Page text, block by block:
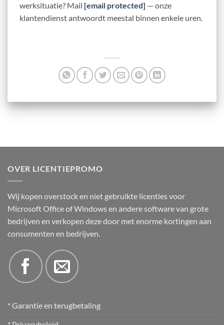
werksituatie? Mail [email protected] — onze
klantendienst antwoordt meestal binnen enkele uren.
OVER LICENTIEPROMO
Wij kopen overstock en niet gebruikte licenties voor
Microsoft Office of Windows en andere software van grote
bedrijven en verkopen deze door met enorme kortingen aan
consumenten en bedrijven.
* Garantie en terugbetaling